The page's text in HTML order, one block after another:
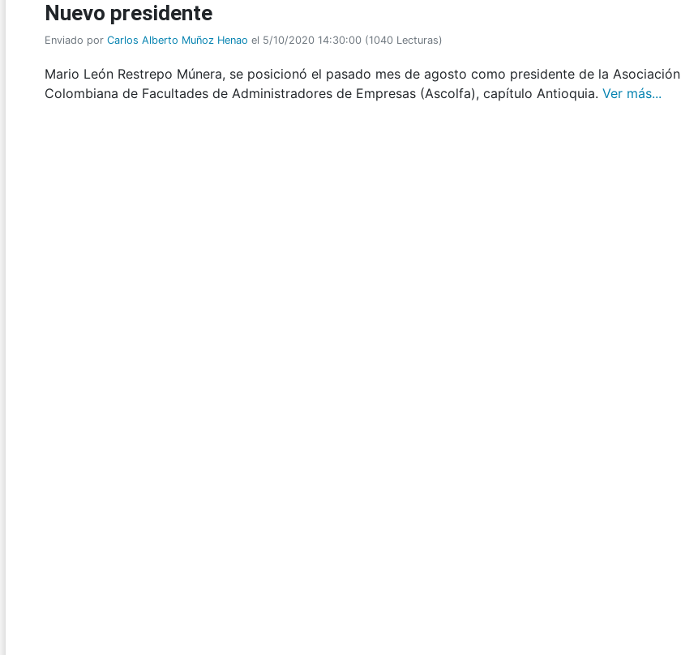
Nuevo presidente
Enviado por Carlos Alberto Muñoz Henao el 5/10/2020 14:30:00 (1040 Lecturas)
Mario León Restrepo Múnera, se posicionó el pasado mes de agosto como presidente de la Asociación
Colombiana de Facultades de Administradores de Empresas (Ascolfa), capítulo Antioquia. Ver más...